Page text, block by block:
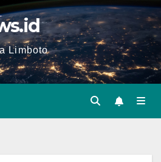
Limboto